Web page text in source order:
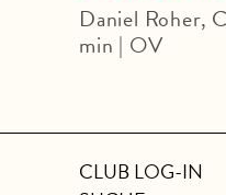
Daniel Roher,
min | OV
CLUB LOG-IN